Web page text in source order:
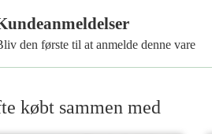
den første til at anmelde denne vare
købt sammen med